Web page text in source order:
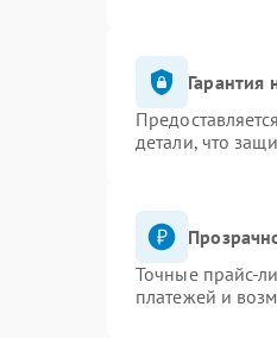
Гарантия
детали, что
Точные прайс-
платежей и